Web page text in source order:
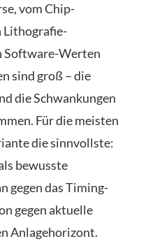
vom Chip-
Lithografie-
Software-Werten
sind groß – die
die Schwankungen
Für die meisten
die sinnvollste:
bewusste
gegen das Timing-
gegen aktuelle
Anlagehorizont.